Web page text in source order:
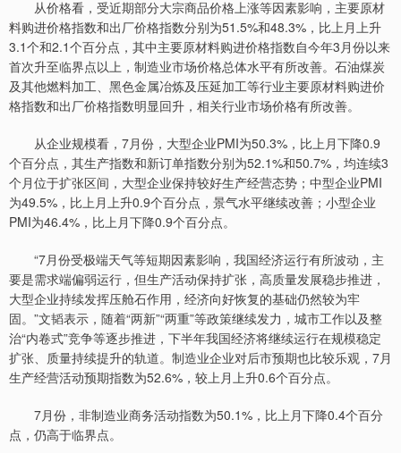
从价格看，受近期部分大宗商品价格上涨等因素影响，主要原材
料购进价格指数和出厂价格指数分别为51.5%和48.3%，比上月上升
3.1个和2.1个百分点，其中主要原材料购进价格指数自今年3月份以来
首次升至临界点以上，制造业市场价格总体水平有所改善。石油煤炭
及其他燃料加工、黑色金属冶炼及压延加工等行业主要原材料购进价
格指数和出厂价格指数明显回升，相关行业市场价格有所改善。
从企业规模看，7月份，大型企业PMI为50.3%，比上月下降0.9
个百分点，其生产指数和新订单指数分别为52.1%和50.7%，均连续3
个月位于扩张区间，大型企业保持较好生产经营态势；中型企业PMI
为49.5%，比上月上升0.9个百分点，景气水平继续改善；小型企业
PMI为46.4%，比上月下降0.9个百分点。
“7月份受极端天气等短期因素影响，我国经济运行有所波动，主
要是需求端偏弱运行，但生产活动保持扩张，高质量发展稳步推进，
大型企业持续发挥压舱石作用，经济向好恢复的基础仍然较为牢
固。”文韬表示，随着“两新”“两重”等政策继续发力，城市工作以及整
治“内卷式”竞争等逐步推进，下半年我国经济将继续运行在规模稳定
扩张、质量持续提升的轨道。制造业企业对后市预期也比较乐观，7月
生产经营活动预期指数为52.6%，较上月上升0.6个百分点。
7月份，非制造业商务活动指数为50.1%，比上月下降0.4个百分
点，仍高于临界点。